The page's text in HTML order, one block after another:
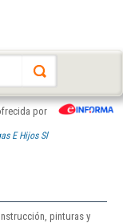
por
E Hijos Sl
pinturas y